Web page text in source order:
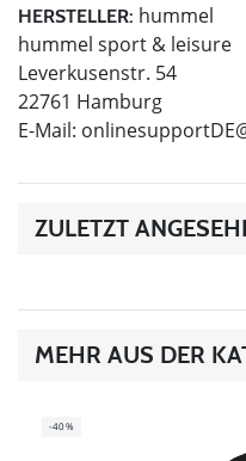
HERSTELLER: hummel
hummel sport & leisure
Leverkusenstr. 54
22761 Hamburg
E-Mail:
ZULETZT
MEHR AUS DER
-40%